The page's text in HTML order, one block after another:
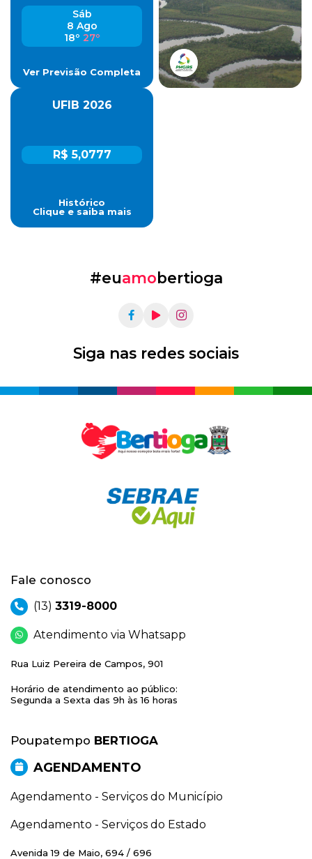
Sáb
8 Ago
18º 27º
Ver Previsão Completa
UFIB 2026
R$ 5,0777
Histórico
Clique e saiba mais
#euamobertioga
Siga nas redes sociais
Fale conosco
(13) 3319-8000
Atendimento via Whatsapp
Rua Luiz Pereira de Campos, 901
Horário de atendimento ao público:
Segunda a Sexta das 9h às 16 horas
Poupatempo BERTIOGA
AGENDAMENTO
Agendamento - Serviços do Município
Agendamento - Serviços do Estado
Avenida 19 de Maio, 694 / 696